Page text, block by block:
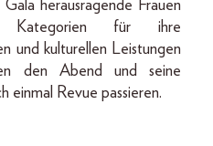
herausragende Frauen
für ihre
und kulturellen Leistungen
den Abend und seine
einmal Revue passieren.